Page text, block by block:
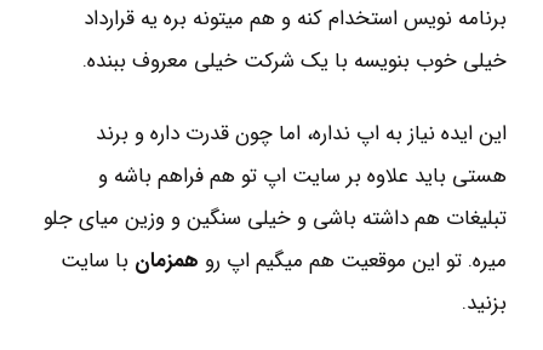
برنامه نویس استخدام کنه و هم میتونه بره یه قرارداد
خیلی خوب بنویسه با یک شرکت خیلی معروف ببنده.
این ایده نیاز به اپ نداره، اما چون قدرت داره و برند
هستی باید علاوه بر سایت اپ تو هم فراهم باشه و
تبلیغات هم داشته باشی و خیلی سنگین و وزین میای جلو
میره. تو این موقعیت هم میگیم اپ رو همزمان با سایت
بزنید.